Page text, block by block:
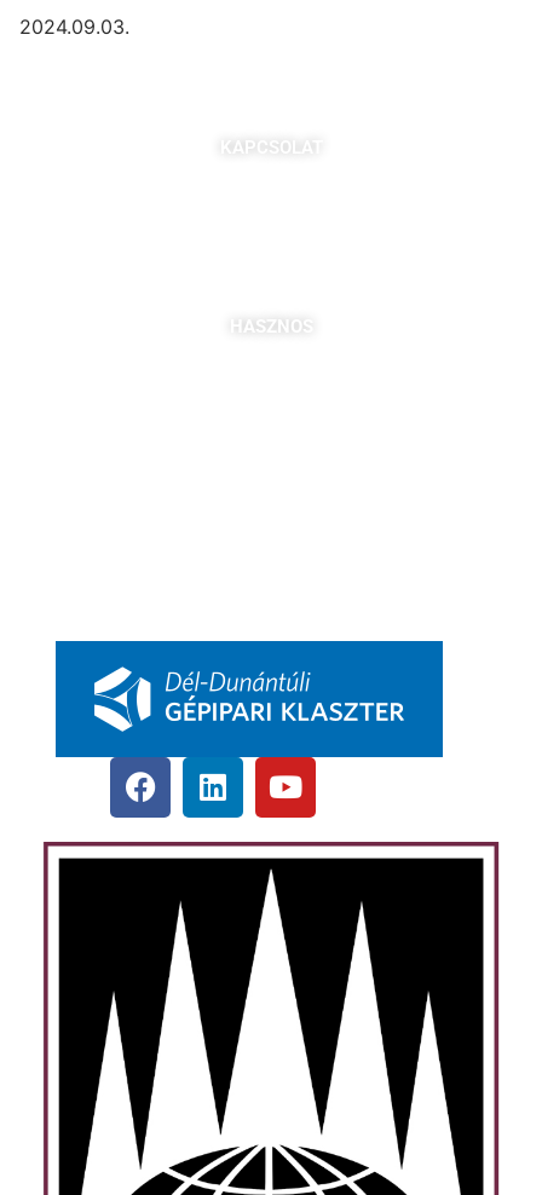
2024.09.03.
KAPCSOLAT
HASZNOS